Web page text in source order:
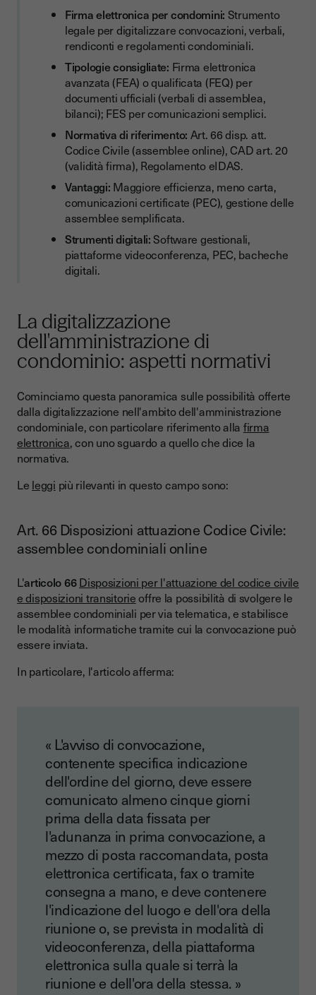
Firme elettroniche e condomini: quali documenti?
Convocazioni di assemblea
Verbali di assemblea
Rendiconti e Bilanci consuntivi
Regolamenti condominiali
Altre comunicazioni
Tabella riepilogativa: documento e firma consigliata
Gestione assemblee condominiali: strumenti digitali per
amministratori
Software gestionali specifici
Piattaforme per assemblee virtuali
PEC (Posta Elettronica Certificata)
Buone pratiche per la digitalizzazione della gestione
condominiale
Conformità prima di tutto
Attenzione alla sicurezza
Funzionalità al servizio dell'efficienza
Youtrust: la piattaforma di firma elettronica per
amministratori di condominio
Firma elettronica per condomini: Strumento
legale per digitalizzare convocazioni, verbali,
rendiconti e regolamenti condominiali.
Tipologie consigliate: Firma elettronica
avanzata (FEA) o qualificata (FEQ) per
documenti ufficiali (verbali di assemblea,
bilanci); FES per comunicazioni semplici.
Normativa di riferimento: Art. 66 disp. att.
Codice Civile (assemblee online), CAD art. 20
(validità firma), Regolamento eIDAS.
Vantaggi: Maggiore efficienza, meno carta,
comunicazioni certificate (PEC), gestione delle
assemblee semplificata.
Strumenti digitali:Software gestionali,
piattaforme videoconferenza, PEC, bacheche
digitali.
La digitalizzazione
dell'amministrazione di
condominio: aspetti normativi
Cominciamo questa panoramica sulle possibilità offerte
dalla digitalizzazione nell'ambito dell'amministrazione
condominiale, con particolare riferimento alla firma
elettronica, con uno sguardo a quello che dice la
normativa.
Le leggi più rilevanti in questo campo sono:
Art. 66 Disposizioni attuazione Codice Civile:
assemblee condominiali online
L'articolo 66Disposizioni per l'attuazione del codice civile
e disposizioni transitorieoffre la possibilità di svolgere le
assemblee condominiali per via telematica, e stabilisce
le modalità informatiche tramite cui la convocazione può
essere inviata.
In particolare, l'articolo afferma:
« L'avviso di convocazione,
contenente specifica indicazione
dell'ordine del giorno, deve essere
comunicato almeno cinque giorni
prima della data fissata per
l'adunanza in prima convocazione, a
mezzo di posta raccomandata, posta
elettronica certificata, fax o tramite
consegna a mano, e deve contenere
l'indicazione del luogo e dell'ora della
riunione o, se prevista in modalità di
videoconferenza, della piattaforma
elettronica sulla quale si terrà la
riunione e dell'ora della stessa. »